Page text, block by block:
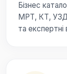
Бізнес
МРТ, КТ, УЗД,
та експертні